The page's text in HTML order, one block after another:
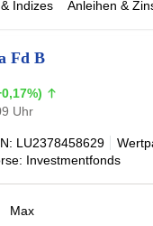
Indizes Anleihen &
Fd B
Uhr
LU2378458629
Investmentfonds
Max